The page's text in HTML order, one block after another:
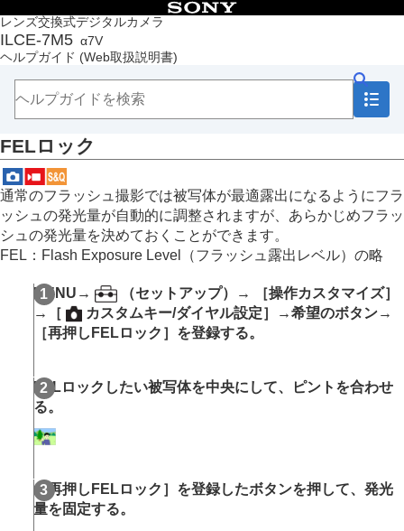
レンズ交換式デジタルカメラ
ILCE-7M5 α7V
ヘルプガイド (Web取扱説明書)
目次
トップページ
ヘルプガイドの使いかた
本体と付属品を確認する
本機の基本操作
準備/基本的な撮影
MENU一覧から機能を探す
撮影機能を活用する
この章の目次
撮影モードを選ぶ
自分撮り動画やVlog撮影に便利な機能
被写体認識AF
フォーカス機能を使う
露出/測光を調整する
Log撮影の設定
より高画質の静止画を撮影する
画質や記録形式を設定する
FELロック
通常のフラッシュ撮影では被写体が最適露出になるようにフラ
ッシュの発光量が自動的に調整されますが、あらかじめフラッ
シュの発光量を決めておくことができます。
FEL：Flash Exposure Level（フラッシュ露出レベル）の略
MENU → （セットアップ）→
［操作カスタマイズ］
→
［ カスタムキー/ダイヤル設定］
→希望のボタン→
［再押しFELロック］ を登録する。
FELロックしたい被写体を中央にして、ピントを合わせ
る。
［再押しFELロック］ を登録したボタンを押して、発光
量を固定する。